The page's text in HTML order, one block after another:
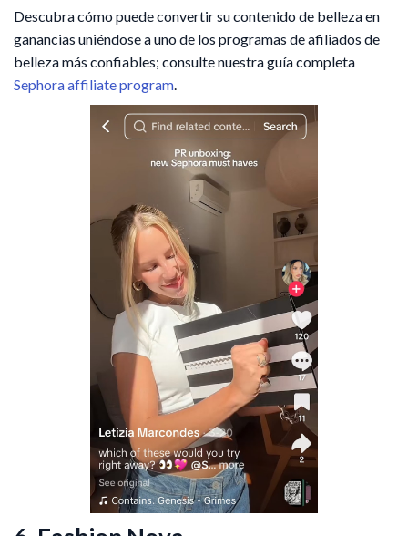
Descubra cómo puede convertir su contenido de belleza en
ganancias uniéndose a uno de los programas de afiliados de
belleza más confiables; consulte nuestra guía completa
Sephora affiliate program.